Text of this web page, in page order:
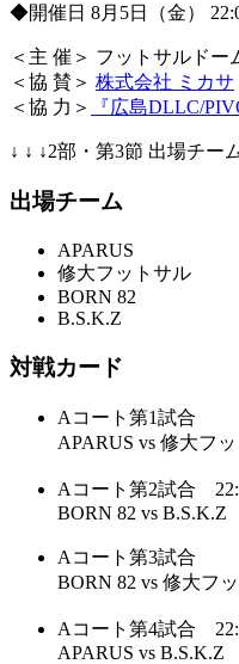
◆開催日 8月5日（金）
＜主 催＞ フットサルドー
＜協 賛＞ 株式会社 ミカサ
＜協 力＞
『広島DLLC/
↓ ↓ ↓2部・第3節 出場チー
出場チーム
APARUS
修大フットサル
BORN 82
B.S.K.Z
対戦カード
Aコート第1試合
APARUS vs 修大フ
Aコート第2試合
BORN 82 vs B.S.K.Z
Aコート第3試合
BORN 82 vs 修大フ
Aコート第4試合
APARUS vs B.S.K.Z